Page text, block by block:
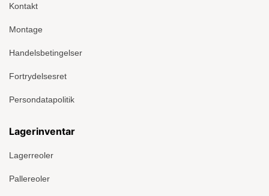
Kontakt
Montage
Handelsbetingelser
Fortrydelsesret
Persondatapolitik
Lagerinventar
Lagerreoler
Pallereoler